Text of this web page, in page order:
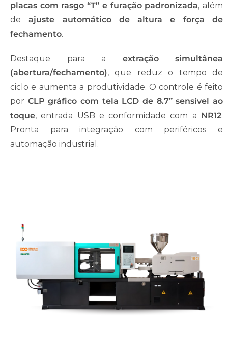
placas com rasgo “T” e furação padronizada, além
deajuste automático de altura e força de
fechamento.
Destaque para a extração simultânea
(abertura/fechamento), que reduz o tempo de
ciclo e aumenta a produtividade. O controle é feito
por CLP gráfico com tela LCD de 8.7” sensível ao
toque, entrada USB e conformidade com a NR12.
Pronta para integração com periféricos e
automação industrial.